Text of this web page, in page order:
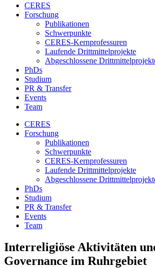
CERES
Forschung
Publikationen
Schwerpunkte
CERES-Kernprofessuren
Laufende Drittmittelprojekte
Abgeschlossene
PhDs
Studium
PR & Transfer
Events
Team
CERES
Forschung
Publikationen
Schwerpunkte
CERES-Kernprofessuren
Laufende Drittmittelprojekte
Abgeschlossene
PhDs
Studium
PR & Transfer
Events
Team
Interreligiöse Aktivitäten
Governance im Ruhrgebiet